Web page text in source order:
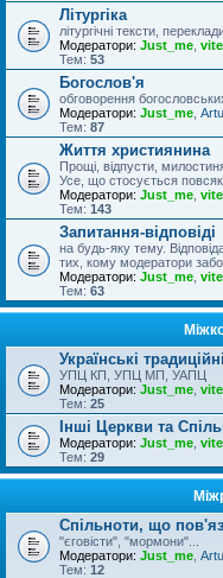
Літургіка
літургічні тексти,
Модератори: Just_me
Тем: 53
Богослов'я
обговорення
Модератори: Just_me
Тем: 87
Життя християнина
Прощі, відпусти,
Усе, що стосується
Модератори: Just_me
Тем: 143
Запитання-відповіді
на будь-яку тему.
тих, кому модератори
Модератори: Just_me
Тем: 63
Українські
УПЦ КП, УПЦ МП, УАПЦ
Модератори: Just_me
Тем: 25
Інші Церкви та
Модератори: Just_me
Тем: 29
Спільноти, що
"єговісти", "мормони"...
Модератори: Just_me
Тем: 12